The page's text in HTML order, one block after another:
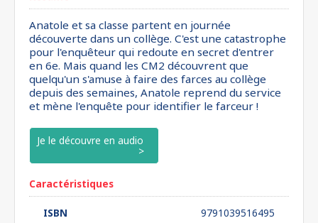
Anatole et sa classe partent en journée
découverte dans un collège. C'est une catastrophe
pour l'enquêteur qui redoute en secret d'entrer
en 6e. Mais quand les CM2 découvrent que
quelqu'un s'amuse à faire des farces au collège
depuis des semaines, Anatole reprend du service
et mène l'enquête pour identifier le farceur !
Je le découvre en audio
Caractéristiques
ISBN
9791039516495